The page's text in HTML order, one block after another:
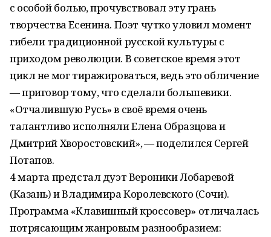
с особой болью, прочувствовал эту грань
творчества Есенина. Поэт чутко уловил момент
гибели традиционной русской культуры с
приходом революции. В советское время этот
цикл не мог тиражироваться, ведь это обличение
— приговор тому, что сделали большевики.
«Отчалившую Русь» в своё время очень
талантливо исполняли Елена Образцова и
Дмитрий Хворостовский», — поделился Сергей
Потапов.
4 марта предстал дуэт Вероники Лобаревой
(Казань) и Владимира Королевского (Сочи).
Программа «Клавишный кроссовер» отличалась
потрясающим жанровым разнообразием: